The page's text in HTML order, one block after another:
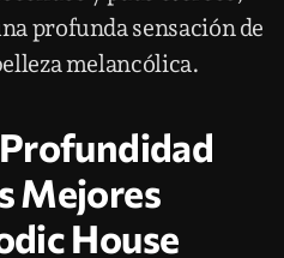
profunda sensación de
melancólica.
Mejores
House